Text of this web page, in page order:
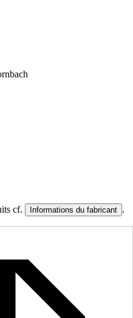
cf. Informations du fabricant .